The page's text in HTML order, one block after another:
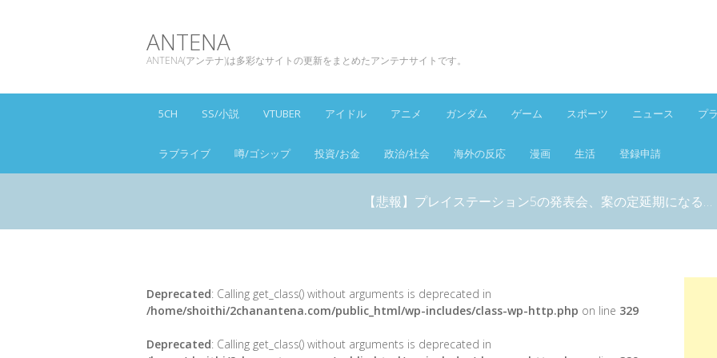
ANTENA
ANTENA(アンテナ)は多彩なサイトの更新をまとめたアンテナサイトです。
5CH SS/小説 VTUBER アイドル アニメ ガンダム ゲーム スポーツ ニュース プ
ラブライブ 噂/ゴシップ 投資/お金 政治/社会 海外の反応 漫画 生活 登録申請
【悲報】プレイステーション5の発表会、案の定延期になる…
Deprecated: Calling get_class() without arguments is deprecated in
/home/shoithi/2chanantena.com/public_html/wp-includes/class-wp-http.php on line 329
Deprecated: Calling get_class() without arguments is deprecated in